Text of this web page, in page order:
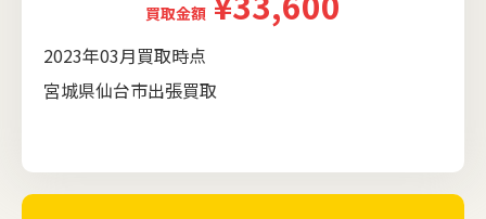
買取金額
2023年03月買取時点
宮城県仙台市出張買取